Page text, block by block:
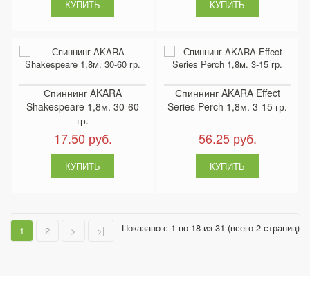
Спиннинг AKARA
Shakespeare 1,8м. 30-60
гр.
17.50 руб.
Спиннинг AKARA Effect
Series Perch 1,8м. 3-15 гр.
56.25 руб.
1 2 > >| Показано с 1 по 18 из 31 (всего 2 страниц)